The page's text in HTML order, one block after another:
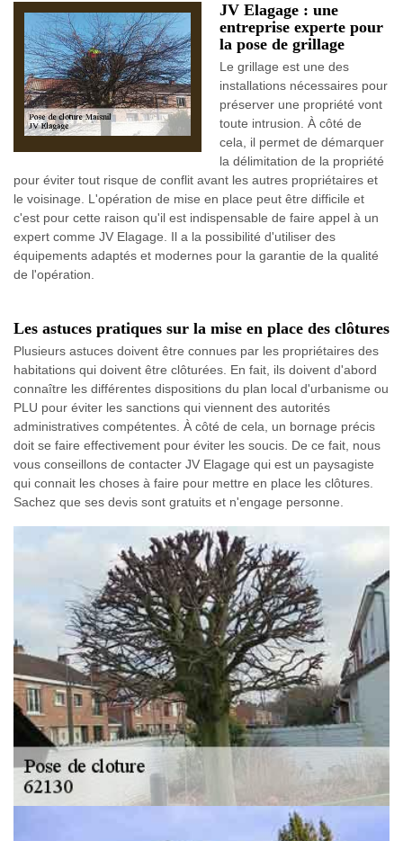
JV Elagage : une
entreprise experte pour
la pose de grillage
Le grillage est une des
installations nécessaires pour
préserver une propriété vont
toute intrusion. À côté de
cela, il permet de démarquer
la délimitation de la propriété
pour éviter tout risque de conflit avant les autres propriétaires et
le voisinage. L'opération de mise en place peut être difficile et
c'est pour cette raison qu'il est indispensable de faire appel à un
expert comme JV Elagage. Il a la possibilité d'utiliser des
équipements adaptés et modernes pour la garantie de la qualité
de l'opération.
Les astuces pratiques sur la mise en place des clôtures
Plusieurs astuces doivent être connues par les propriétaires des
habitations qui doivent être clôturées. En fait, ils doivent d'abord
connaître les différentes dispositions du plan local d'urbanisme ou
PLU pour éviter les sanctions qui viennent des autorités
administratives compétentes. À côté de cela, un bornage précis
doit se faire effectivement pour éviter les soucis. De ce fait, nous
vous conseillons de contacter JV Elagage qui est un paysagiste
qui connait les choses à faire pour mettre en place les clôtures.
Sachez que ses devis sont gratuits et n'engage personne.